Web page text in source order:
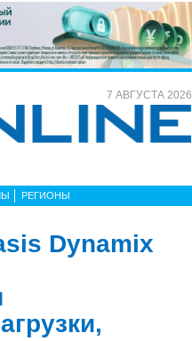
7 АВГУСТА 2026
РЕГИОНЫ
Dynamix